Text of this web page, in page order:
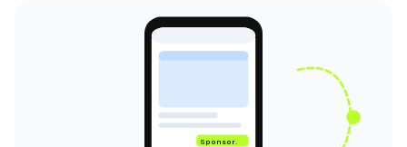
Sponsor.